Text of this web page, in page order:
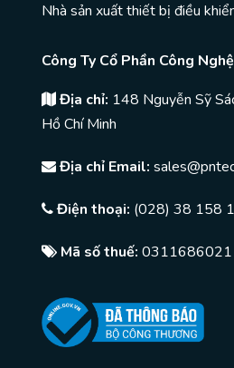
Nhà sản xuất thiết bị điều
Công Ty Cổ Phần Công
Địa chỉ: 148 Nguyễn Sỹ
Hồ Chí Minh
Địa chỉ Email:
Điện thoại: (028) 38 158
Mã số thuế: 0311686021